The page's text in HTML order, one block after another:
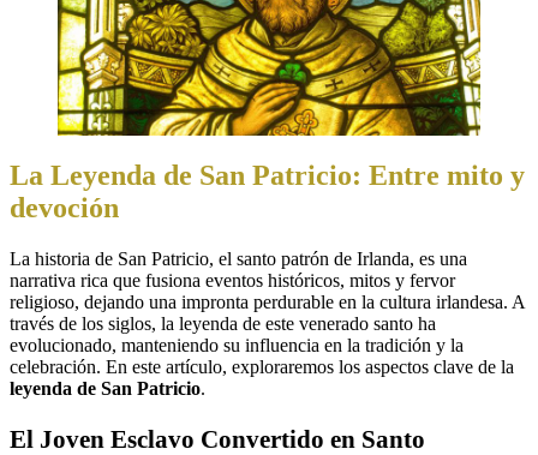
La Leyenda de San Patricio: Entre mito y
devoción
La historia de San Patricio, el santo patrón de Irlanda, es una
narrativa rica que fusiona eventos históricos, mitos y fervor
religioso, dejando una impronta perdurable en la cultura irlandesa. A
través de los siglos, la leyenda de este venerado santo ha
evolucionado, manteniendo su influencia en la tradición y la
celebración. En este artículo, exploraremos los aspectos clave de la
leyenda de San Patricio.
El Joven Esclavo Convertido en Santo